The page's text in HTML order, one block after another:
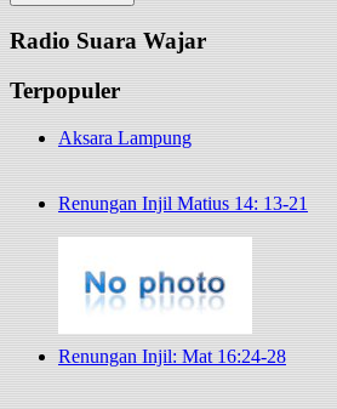
Radio Suara Wajar
Terpopuler
Aksara Lampung
Renungan Injil Matius 14: 13-21
Renungan Injil: Mat 16:24-28